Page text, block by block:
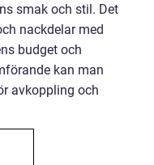
smak och stil. Det
nackdelar med
budget och
kan man
avkoppling och